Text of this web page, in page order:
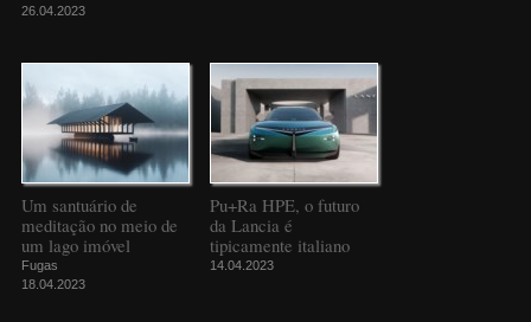
26.04.2023
Um santuário de
meditação no meio de
um lago imóvel
Fugas
18.04.2023
Pu+Ra HPE, o futuro
da Lancia é
tipicamente italiano
14.04.2023